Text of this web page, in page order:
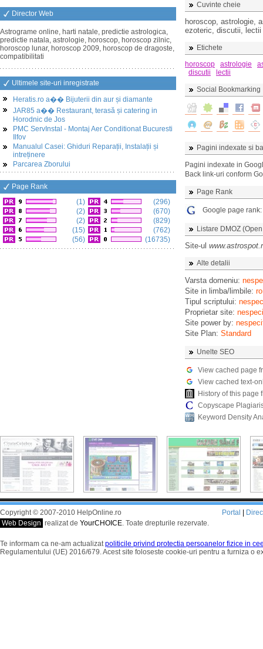
Director Web
Astrograme online, harti natale, predictie astrologica,
predictie natala, astrologie, horoscop, horoscop zilnic,
horoscop lunar, horoscop 2009, horoscop de dragoste,
compatibilitati
Ultimele site-uri inregistrate
Heratis.ro a�� Bijuterii din aur și diamante
JAR85 a�� Restaurant, terasă și catering in
Horodnic de Jos
PMC ServInstal - Montaj Aer Conditionat Bucuresti
Ilfov
Manualul Casei: Ghiduri Reparații, Instalații și
intreținere
Parcarea Zborului
Page Rank
(1)
(2)
(2)
(15)
(56)
(296)
(670)
(829)
(762)
(16735)
Cuvinte cheie
horoscop, astrologie,
ezoteric, discutii, lectii
Etichete
horoscop
astrologie
discutii
lectii
Social Bookmarking
Pagini indexate si
Pagini indexate in
Back link-uri conform
Page Rank
Google page rank:
Listare DMOZ
Site-ul
Alte detalii
Varsta domeniu:
Site in limba/limbile: ro
Tipul scriptului:
Proprietar site:
Site power by:
Site Plan: Standard
Unelte SEO
View cached page
View cached text-
History of this page
Copyscape
Keyword Density
Copyright © 2007-2010 HelpOnline.ro
Web Design realizat de YourCHOICE. Toate drepturile rezervate.
Portal
Te informam ca ne-am actualizatpoliticile privind protectia persoanelor fizice in
Regulamentului (UE) 2016/679. Acest site foloseste cookie-uri pentru a furniza o